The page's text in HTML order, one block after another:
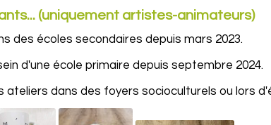
(uniquement artistes-animateurs)
des écoles secondaires depuis mars 2023.
d'une école primaire depuis septembre 2024.
dans des foyers socioculturels ou lors